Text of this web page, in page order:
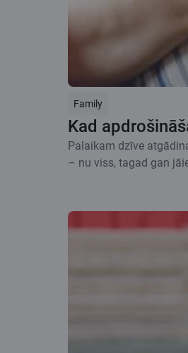
Family
Kad
Palaikam dzīve
– nu viss, tagad gan